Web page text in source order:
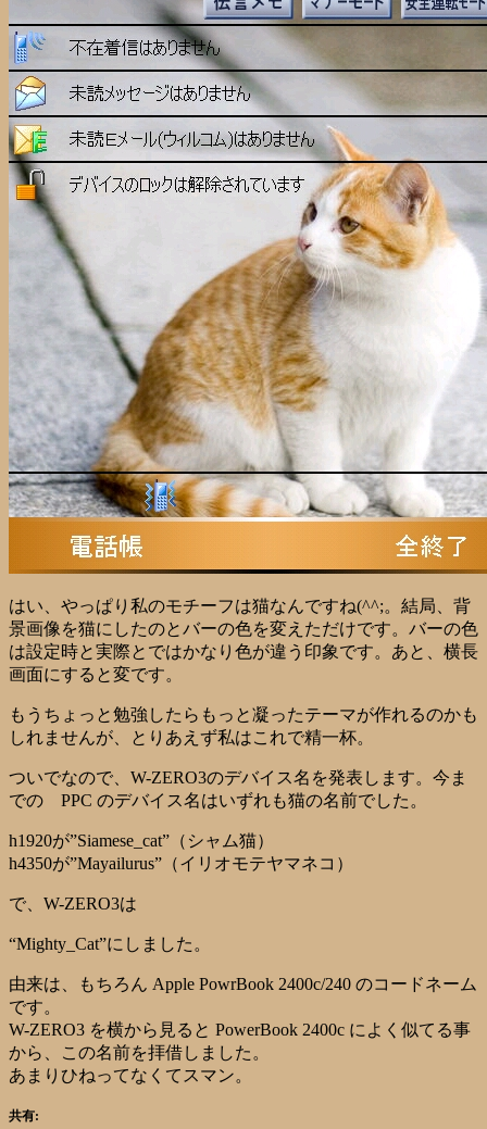
はい、やっぱり私のモチーフは猫なんですね(^^;。結局、背
景画像を猫にしたのとバーの色を変えただけです。バーの色
は設定時と実際とではかなり色が違う印象です。あと、横長
画面にすると変です。
もうちょっと勉強したらもっと凝ったテーマが作れるのかも
しれませんが、とりあえず私はこれで精一杯。
ついでなので、W-ZERO3のデバイス名を発表します。今ま
での PPC のデバイス名はいずれも猫の名前でした。
h1920が”Siamese_cat”（シャム猫）
h4350が”Mayailurus”（イリオモテヤマネコ）
で、W-ZERO3は
“Mighty_Cat”にしました。
由来は、もちろん Apple PowrBook 2400c/240 のコードネーム
です。
W-ZERO3 を横から見ると PowerBook 2400c によく似てる事
から、この名前を拝借しました。
あまりひねってなくてスマン。
共有: